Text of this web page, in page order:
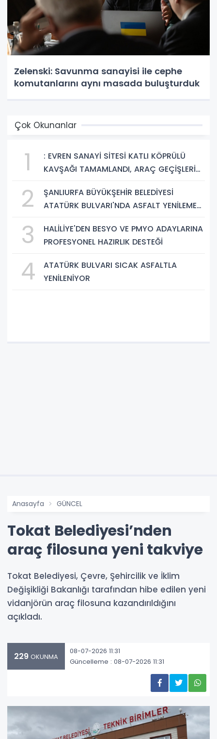
Zelenski: Savunma sanayisi ile cephe
komutanlarını aynı masada buluşturduk
Çok Okunanlar
1
: EVREN SANAYİ SİTESİ KATLI KÖPRÜLÜ
KAVŞAĞI TAMAMLANDI, ARAÇ GEÇİŞLERİ
2
ŞANLIURFA BÜYÜKŞEHİR BELEDİYESİ
ATATÜRK BULVARI'NDA ASFALT YENİLEME
3
HALİLİYE'DEN BESYO VE PMYO ADAYLARINA
PROFESYONEL HAZIRLIK DESTEĞİ
4
ATATÜRK BULVARI SICAK ASFALTLA
YENİLENİYOR
Anasayfa GÜNCEL
Tokat Belediyesi’nden
araç filosuna yeni takviye
Tokat Belediyesi, Çevre, Şehircilik ve İklim
Değişikliği Bakanlığı tarafından hibe edilen yeni
vidanjörün araç filosuna kazandırıldığını
açıkladı.
229 OKUNMA
08-07-2026 11:31
Güncelleme : 08-07-2026 11:31